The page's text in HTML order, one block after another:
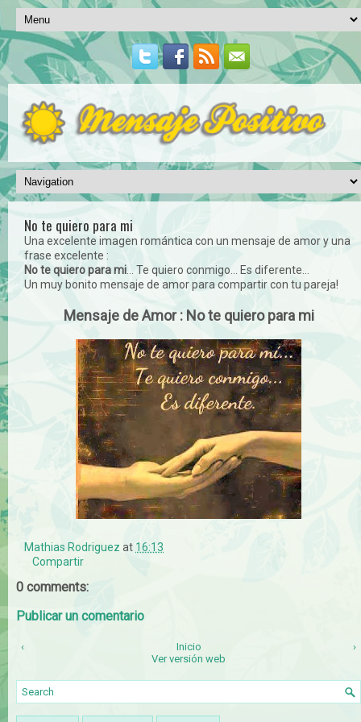
No te quiero para mi
Una excelente imagen romántica con un mensaje de amor y una
frase excelente :
No te quiero para mi ... Te quiero conmigo... Es diferente...
Un muy bonito mensaje de amor para compartir con tu pareja!
Mensaje de Amor : No te quiero para mi
Mathias Rodriguez at 16:13
Compartir
0 comments:
Publicar un comentario
‹ ›
Inicio
Ver versión web